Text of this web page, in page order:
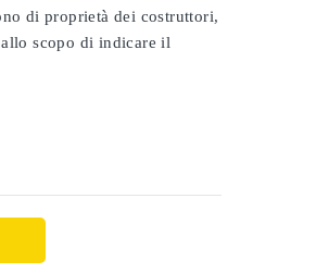
di proprietà dei costruttori,
scopo di indicare il